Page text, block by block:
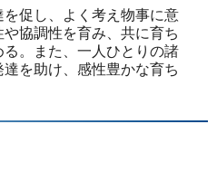
促し、よく考え物事に意
協調性を育み、共に育ち
。また、一人ひとりの諸
を助け、感性豊かな育ち